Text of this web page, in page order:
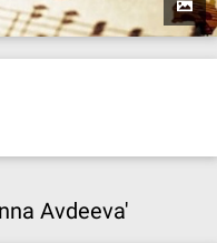
Avdeeva'